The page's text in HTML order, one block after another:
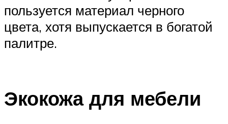
пользуется материал черного
цвета, хотя выпускается в богатой
палитре.
Экокожа для мебели